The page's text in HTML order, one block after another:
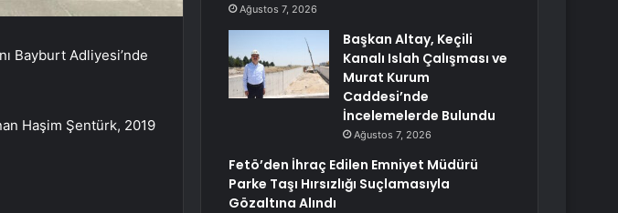
Bayburt Adliyesi’nde
Haşim Şentürk, 2019
Ağustos 7, 2026
Başkan Altay, Keçili
Kanalı Islah Çalışması ve
Murat Kurum
Caddesi’nde
İncelemelerde Bulundu
Ağustos 7, 2026
Fetö’den İhraç Edilen Emniyet Müdürü
Parke Taşı Hırsızlığı Suçlamasıyla
Gözaltına Alındı